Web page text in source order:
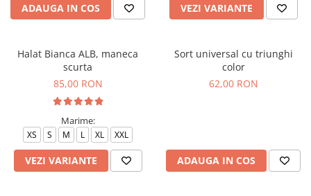
Halate medicale femei
Halate medicale P2 cu fluturas
Halate medicale cu nasturi
Halate medicale cu fermoar
Halate medicale polar - unisex
Halate medicale albe
Fuste, Sarafane
ADAUGA IN COS VEZI VARIANTE
Halat Bianca ALB, maneca
scurta
85,00 RON
Marime:
XS S M L XL XXL
VEZI VARIANTE
Sort universal cu triunghi
color
62,00 RON
ADAUGA IN COS